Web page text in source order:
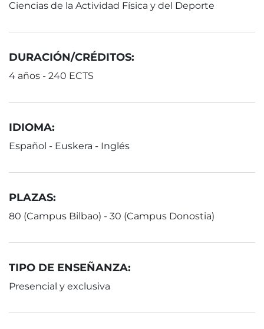
Ciencias de la Actividad Física y del Deporte
DURACIÓN/CRÉDITOS:
4 años - 240 ECTS
IDIOMA:
Español - Euskera - Inglés
PLAZAS:
80 (Campus Bilbao) - 30 (Campus Donostia)
TIPO DE ENSEÑANZA:
Presencial y exclusiva